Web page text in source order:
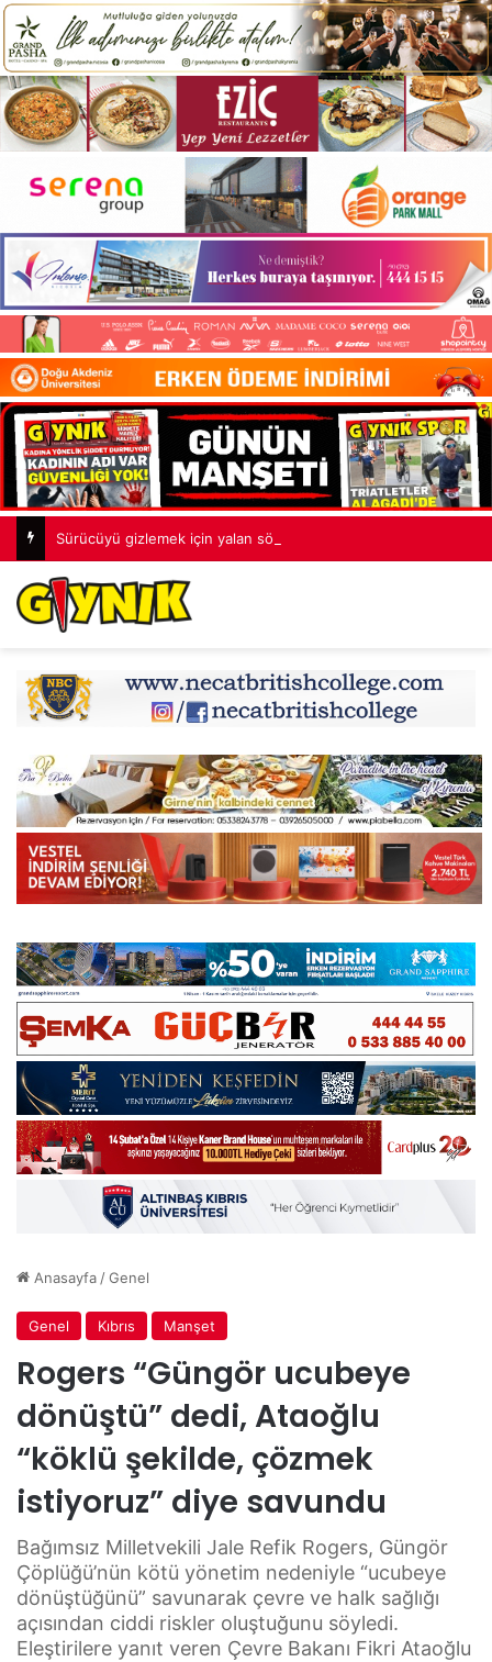
Sürücüyü gizlemek için yalan söyledi
Anasayfa /Genel
Genel Kıbrıs Manşet
Rogers “Güngör ucubeye
dönüştü” dedi, Ataoğlu
“köklü şekilde, çözmek
istiyoruz” diye savundu
Bağımsız Milletvekili Jale Refik Rogers, Güngör
Çöplüğü’nün kötü yönetim nedeniyle “ucubeye
dönüştüğünü” savunarak çevre ve halk sağlığı
açısından ciddi riskler oluştuğunu söyledi.
Eleştirilere yanıt veren Çevre Bakanı Fikri Ataoğlu